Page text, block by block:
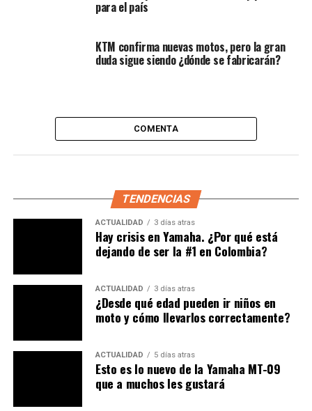
También te puede interesar:
El scooter doble propósito de Kymco
Usuarios I phone
UsuariosAndroid
TEMAS RELACIONADOS:
ALMACEN MOTOS EL PAISA
MOTOS MOTOS 2021
MOTOS EL PAISA
Yamaha Nmax 155, el scooter más vendido en Colombia
KTM 390 Adventure ¡En Pruebas!
para el país
KTM confirma nuevas motos, pero la gran
duda sigue siendo ¿dónde se fabricarán?
COMENTA
TENDENCIAS
ACTUALIDAD 3 días atras
Hay crisis en Yamaha. ¿Por qué está
dejando de ser la #1 en Colombia?
ACTUALIDAD 3 días atras
¿Desde qué edad pueden ir niños en
moto y cómo llevarlos correctamente?
ACTUALIDAD 5 días atras
Esto es lo nuevo de la Yamaha MT-09
que a muchos les gustará